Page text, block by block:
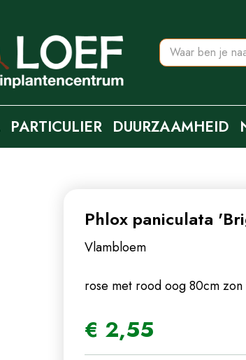
PARTICULIER DUURZAAMHEID
Phlox paniculata
Vlambloem
rose met rood oog 80cm zon
€ 2,55